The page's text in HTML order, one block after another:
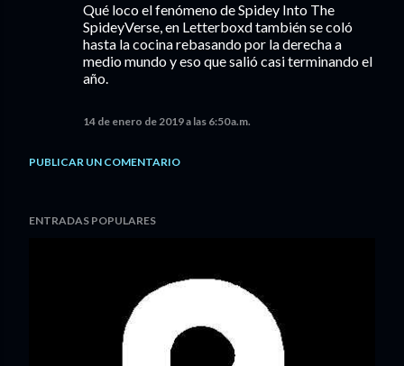
Qué loco el fenómeno de Spidey Into The
SpideyVerse, en Letterboxd también se coló
hasta la cocina rebasando por la derecha a
medio mundo y eso que salió casi terminando el
año.
14 de enero de 2019 a las 6:50 a.m.
PUBLICAR UN COMENTARIO
ENTRADAS POPULARES